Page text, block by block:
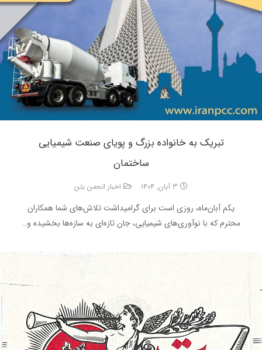
تبریک به خانواده بزرگ و پویای صنعت شیمیایی
ساختمان
۳ آبان, ۱۴۰۴ اخبار انجمن بتن
یکم آبان‌ماه، روزی است برای گرامیداشت تلاش‌های شما همکاران
محترم که با نوآوری‌های شیمیایی، جان تازه‌ای به سازه‌ها بخشیده و…